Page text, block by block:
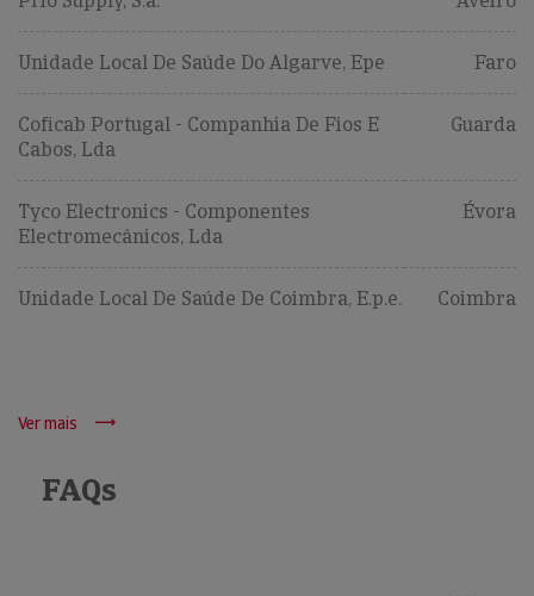
Unidade Local De Saúde Do Algarve, Epe Faro
Coficab Portugal - Companhia De Fios E
Cabos, Lda
Guarda
Tyco Electronics - Componentes
Electromecânicos, Lda
Évora
Unidade Local De Saúde De Coimbra, E.p.e. Coimbra
Ver mais
FAQs